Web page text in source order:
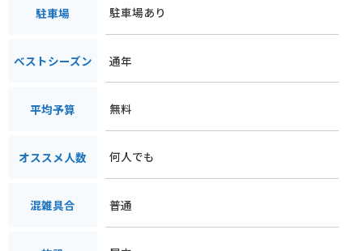
駐車場 駐車場あり
ベストシーズン 通年
平均予算 無料
オススメ人数 何人でも
混雑具合 普通